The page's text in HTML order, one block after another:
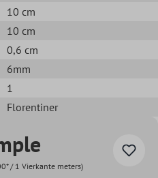
10 cm
10 cm
0,6 cm
6mm
1
Florentiner
/ 1 Vierkante meters)